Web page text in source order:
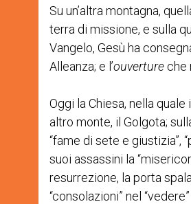
Su un’altra montagna,
terra di missione, e sulla
Vangelo, Gesù ha
Alleanza; e l’ouverture che
Oggi la Chiesa, nella
altro monte, il Golgota;
“fame di sete e giustizia”,
suoi assassini la
resurrezione, la porta
“consolazioni” nel